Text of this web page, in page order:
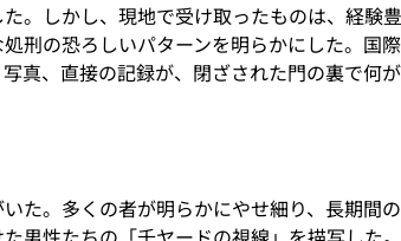
。しかし、現地で受け取ったものは、経験
刑の恐ろしいパターンを明らかにした。国
真、直接の記録が、閉ざされた門の裏で何
た。多くの者が明らかにやせ細り、長期間